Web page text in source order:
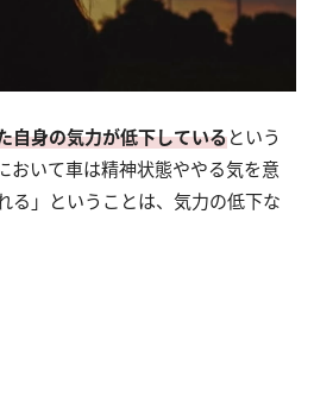
自身の気力が低下しているという
おいて車は精神状態ややる気を意
る」ということは、気力の低下な